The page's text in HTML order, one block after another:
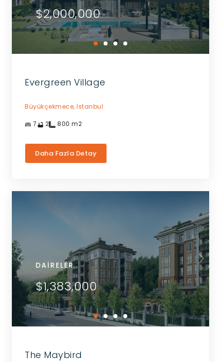
$2,000,000
Evergreen Village
Büyükçekmece, Istanbul
7 2 800 m2
Daha Fazla Detay
DAIRELER
$1,383,000
The Maybird